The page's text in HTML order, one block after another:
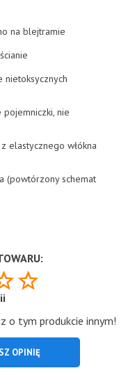
na blejtramie
nietoksycznych
nie
elastycznego włókna
(powtórzony schemat
o tym produkcie innym!
OPINIĘ